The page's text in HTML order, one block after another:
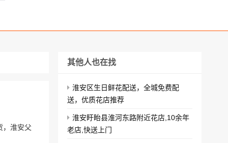
，淮安父
其他人也在找
淮安区生日鲜花配送，全城免费配
送，优质花店推荐
淮安盱眙县淮河东路附近花店,10余年
老店,快送上门